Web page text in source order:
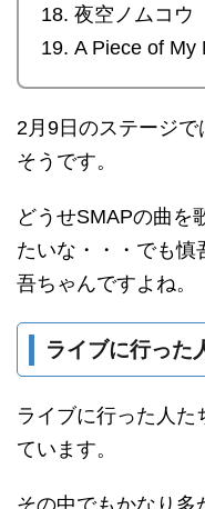
18. 夜空ノムコウ
19. A Piece of My
2月9日のステージ
そうです。
どうせSMAPの曲を
たいな・・・でも慎
吾ちゃんですよね。
ライブに行った
ライブに行った人た
ています。